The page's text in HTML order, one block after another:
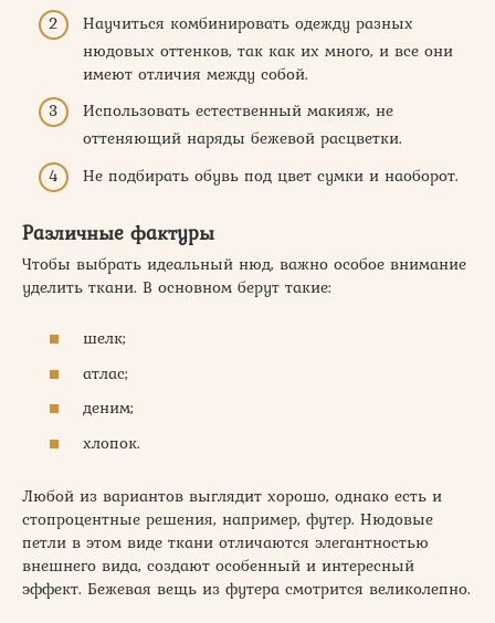
Научиться комбинировать одежду разных
нюдовых оттенков, так как их много, и все они
имеют отличия между собой.
Использовать естественный макияж, не
оттеняющий наряды бежевой расцветки.
Не подбирать обувь под цвет сумки и наоборот.
Различные фактуры
Чтобы выбрать идеальный нюд, важно особое внимание
уделить ткани. В основном берут такие:
шелк;
атлас;
деним;
хлопок.
Любой из вариантов выглядит хорошо, однако есть и
стопроцентные решения, например, футер. Нюдовые
петли в этом виде ткани отличаются элегантностью
внешнего вида, создают особенный и интересный
эффект. Бежевая вещь из футера смотрится великолепно.